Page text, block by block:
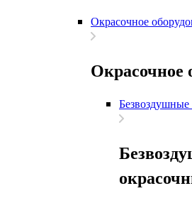
Окрасочное
Окрасочное